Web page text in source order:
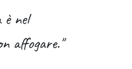
nel
affogare."